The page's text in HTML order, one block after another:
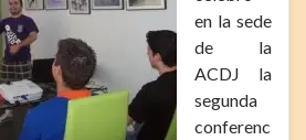
en la sede
de la
ACDJ la
segunda
conferenc